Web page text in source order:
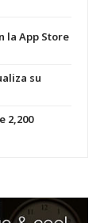
la App Store
su
2,200